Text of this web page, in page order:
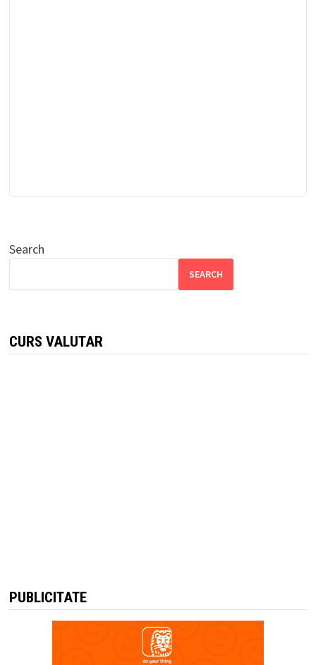
Search
SEARCH
CURS VALUTAR
PUBLICITATE